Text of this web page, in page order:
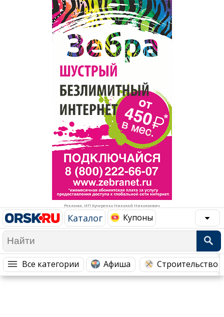
Реклама. ИП Кучеренко Николай Николаевич
Каталог Купоны
Все категории Афиша Строительство
Рестораны, кафе, бары
Развлечения и отдых
Спорт Фитнес
Недвижимость
Красота Косметология
Медицина Здоровье
Гостиницы
Торговля
Бизнес и финансы
Юристы, Экспертиза, Страхование
Ремонт
Социальные организации
Это интересно
Администрация
Промышленность
Городское хозяйство
Популярное →